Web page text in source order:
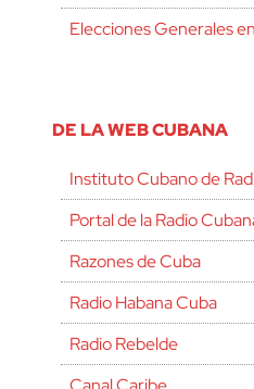
Elecciones Generales
DE LA WEB CUBANA
Instituto Cubano de
Portal de la Radio
Razones de Cuba
Radio Habana Cuba
Radio Rebelde